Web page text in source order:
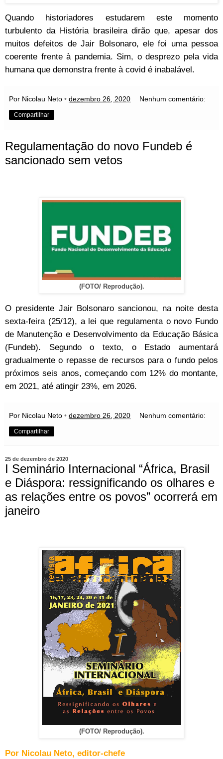
Quando historiadores estudarem este momento
turbulento da História brasileira dirão que, apesar dos
muitos defeitos de Jair Bolsonaro, ele foi uma pessoa
coerente frente à pandemia. Sim, o desprezo pela vida
humana que demonstra frente à covid é inabalável.
Por Nicolau Neto • dezembro 26, 2020 Nenhum comentário:
Compartilhar
Regulamentação do novo Fundeb é
sancionado sem vetos
(FOTO/ Reprodução).
O presidente Jair Bolsonaro sancionou, na noite desta
sexta-feira (25/12), a lei que regulamenta o novo Fundo
de Manutenção e Desenvolvimento da Educação Básica
(Fundeb). Segundo o texto, o Estado aumentará
gradualmente o repasse de recursos para o fundo pelos
próximos seis anos, começando com 12% do montante,
em 2021, até atingir 23%, em 2026.
Por Nicolau Neto • dezembro 26, 2020 Nenhum comentário:
Compartilhar
25 de dezembro de 2020
I Seminário Internacional “África, Brasil
e Diáspora: ressignificando os olhares e
as relações entre os povos” ocorrerá em
janeiro
(FOTO/ Reprodução).
Por Nicolau Neto, editor-chefe